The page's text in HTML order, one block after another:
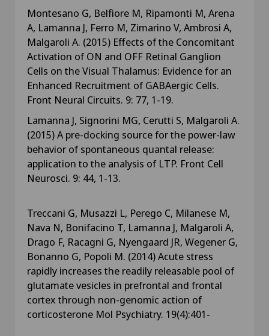
Montesano G, Belfiore M, Ripamonti M, Arena
A, Lamanna J, Ferro M, Zimarino V, Ambrosi A,
Malgaroli A. (2015) Effects of the Concomitant
Activation of ON and OFF Retinal Ganglion
Cells on the Visual Thalamus: Evidence for an
Enhanced Recruitment of GABAergic Cells.
Front Neural Circuits. 9: 77, 1-19.
Lamanna J, Signorini MG, Cerutti S, Malgaroli A.
(2015) A pre-docking source for the power-law
behavior of spontaneous quantal release:
application to the analysis of LTP. Front Cell
Neurosci. 9: 44, 1-13.
Treccani G, Musazzi L, Perego C, Milanese M,
Nava N, Bonifacino T, Lamanna J, Malgaroli A,
Drago F, Racagni G, Nyengaard JR, Wegener G,
Bonanno G, Popoli M. (2014) Acute stress
rapidly increases the readily releasable pool of
glutamate vesicles in prefrontal and frontal
cortex through non-genomic action of
corticosterone Mol Psychiatry. 19(4):401-